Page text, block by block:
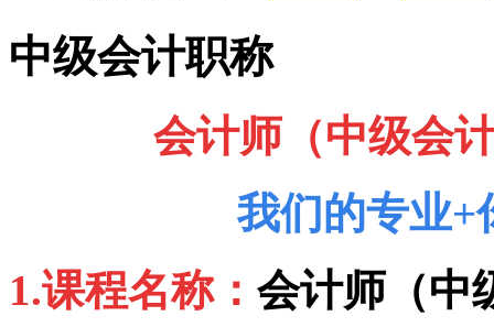
中级会计职称
会计师（中级会
我们的专业+
1.课程名称： 会计师（